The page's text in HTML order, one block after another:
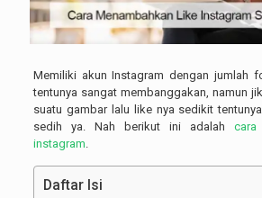
Memiliki akun Instagram dengan jumlah
tentunya sangat membanggakan, namun
suatu gambar lalu like nya sedikit
sedih ya. Nah berikut ini adalahcara
instagram
Daftar Isi